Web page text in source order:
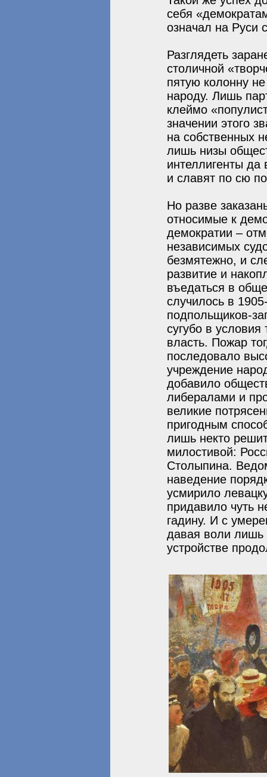
себя
означал на Руси
Разглядеть
столичной
пятую колонну
народу. Лишь
клеймо
значении этого
на собственных
лишь низы
интеллигенты да
и славят по сю
Но разве
относимые к
демократии –
независимых
безмятежно, и
развитие и
въедаться в
случилось в
подпольщиков-
сугубо в
власть. Пожар
последовало
учреждение
добавило
либералами и
великие
пригодным
лишь некто
милостивой:
Столыпина.
наведение
усмирило
придавило чуть
гадину. И с
давая воли лишь
устройстве